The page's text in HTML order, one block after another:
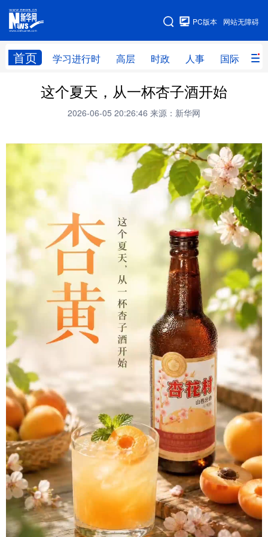
网站无障碍
PC版本
首页 学习进行时 高层 时政 人事 国际 财
网站地图
学习进行时 高层 时政 人事
财经 网评
台湾 思客智库 全球连线 教育
科技 科创 量子 体育
文化 健康 军事
访谈 政务
中央文件 金融 汽车
信息化 数字经济
学术中国 乡村振兴 银龄 溯源中国
能源 会展
彩票 娱乐 时尚
一带一路 亚太网 上市公司
文化产业
地方频道
北京 天津 河北 山西
辽宁 吉林 上海 江苏
浙江 福建 江西
这个夏天，从一杯杏子酒开始
2026-06-05 20:26:46 来源：新华网